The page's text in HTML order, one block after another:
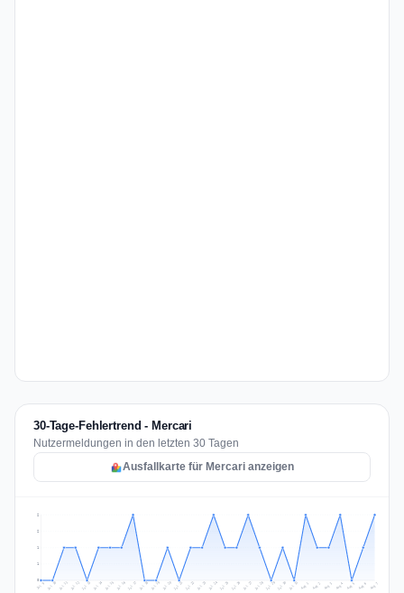
30-Tage-Fehlertrend - Mercari
Nutzermeldungen in den letzten 30 Tagen
Ausfallkarte für Mercari anzeigen
1
1
2
2
Jul 9 Jul 10 Jul 11 Jul 12 Jul 13 Jul 14 Jul 15 Jul 16 Jul 17 Jul 18 Jul 19 Jul 20 Jul 21 Jul 22 Jul 23 Jul 24 Jul 25 Jul 26 Jul 27 Jul 28 Jul 29 Jul 30 Jul 31 Aug 1 Aug 2 Aug 3 Aug 4 Aug 5 Aug 6 Aug 7